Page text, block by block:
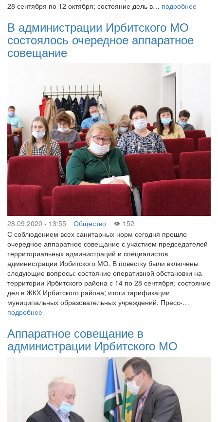
28 сентября по 12 октября; состояние дель в… подробнее
В администрации Ирбитского МО
состоялось очередное аппаратное
совещание
28.09.2020 - 13:55 Общество
152
С соблюдением всех санитарных норм сегодня прошло
очередное аппаратное совещание с участием председателей
территориальных администраций и специалистов
администрации Ирбитского МО. В повестку были включены
следующие вопросы: состояние оперативной обстановки на
территории Ирбитского района с 14 по 28 сентября; состояние
дел в ЖКХ Ирбитского района; итоги тарификации
муниципальных образовательных учреждений. Пресс-…
подробнее
Аппаратное совещание в
администрации Ирбитского МО